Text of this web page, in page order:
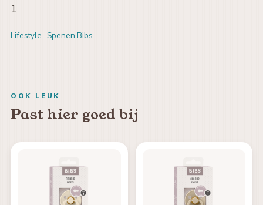
1
Lifestyle · Spenen Bibs
OOK LEUK
Past hier goed bij